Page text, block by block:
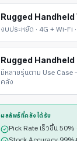
Rugged
งบประหยัด · 4G + Wi-Fi
Rugged Handheld
มีหลายรุ่นตาม Use Case
คลัง
ผลลัพธ์ที่คลังได้รับ
Pick Rate เร็วขึ้น